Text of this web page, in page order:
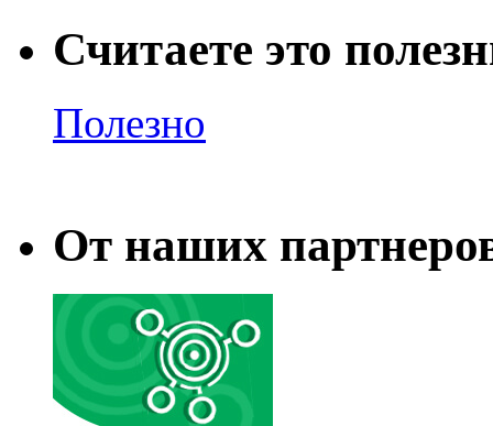
Считаете это
Полезно
От наших